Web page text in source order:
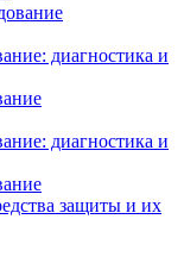
диагностика и
диагностика и
защиты и их